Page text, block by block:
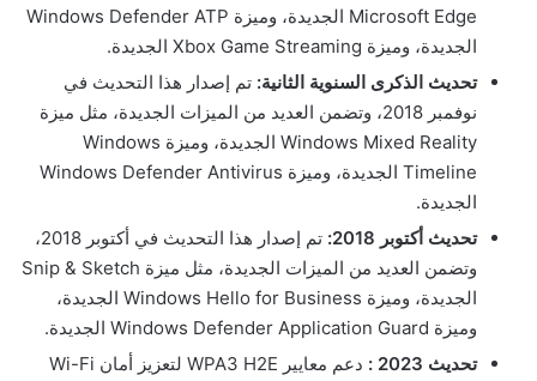
Microsoft Edge الجديدة، وميزة Windows Defender ATP
الجديدة، وميزة Xbox Game Streaming الجديدة.
تحديث الذكرى السنوية الثانية: تم إصدار هذا التحديث في
نوفمبر 2018، وتضمن العديد من الميزات الجديدة، مثل ميزة
Windows Mixed Reality الجديدة، وميزة Windows
Timeline الجديدة، وميزة Windows Defender Antivirus
الجديدة.
تحديث أكتوبر 2018:
تم إصدار هذا التحديث في أكتوبر 2018،
وتضمن العديد من الميزات الجديدة، مثل ميزة Snip & Sketch
الجديدة، وميزة Windows Hello for Business الجديدة،
وميزة Windows Defender Application Guard الجديدة.
تحديث 2023 :
دعم معايير WPA3 H2E لتعزيز أمان Wi-Fi